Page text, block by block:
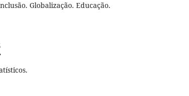
Globalização. Educação.